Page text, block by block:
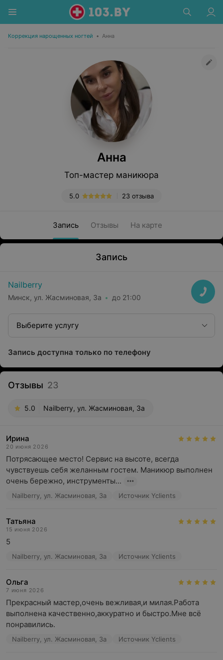
Коррекция нарощенных ногтей • Анна
Анна
Топ-мастер маникюра
23 отзыва
5.0
Запись Отзывы На карте
Запись
Nailberry
Минск, ул. Жасминовая, 3а до 21:00
Выберите услугу
Запись доступна только по телефону
Отзывы 23
5.0 Nailberry, ул. Жасминовая, 3а
Ирина
20 июня 2026
Потрясающее место! Сервис на высоте, всегда
чувствуешь себя желанным гостем. Маникюр выполнен
очень бережно, инструменты...
Nailberry, ул. Жасминовая, 3а Источник Yclients
Татьяна
15 июня 2026
5
Nailberry, ул. Жасминовая, 3а Источник Yclients
Ольга
7 июня 2026
Прекрасный мастер,очень вежливая,и милая.Работа
выполнена качественно,аккуратно и быстро.Мне всё
понравились.
Nailberry, ул. Жасминовая, 3а Источник Yclients